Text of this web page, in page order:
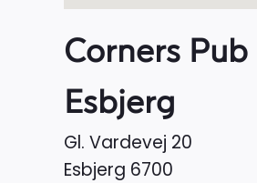
Corners Pub
Esbjerg
Gl. Vardevej 20
Esbjerg 6700